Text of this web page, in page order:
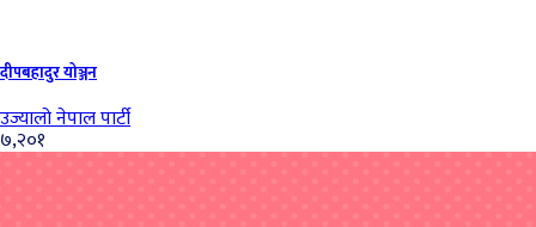
दीपबहादुर योञ्जन
उज्यालो नेपाल पार्टी
७,२०१